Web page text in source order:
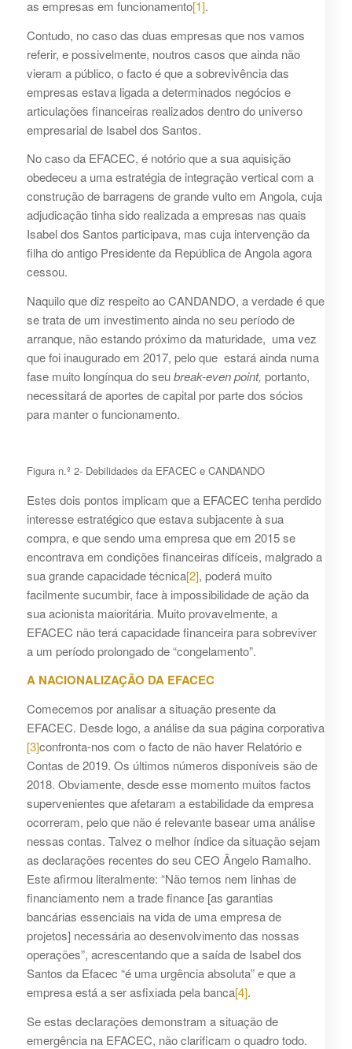
as empresas em funcionamento[1].
Contudo, no caso das duas empresas que nos vamos
referir, e possivelmente, noutros casos que ainda não
vieram a público, o facto é que a sobrevivência das
empresas estava ligada a determinados negócios e
articulações financeiras realizados dentro do universo
empresarial de Isabel dos Santos.
No caso da EFACEC, é notório que a sua aquisição
obedeceu a uma estratégia de integração vertical com a
construção de barragens de grande vulto em Angola, cuja
adjudicação tinha sido realizada a empresas nas quais
Isabel dos Santos participava, mas cuja intervenção da
filha do antigo Presidente da República de Angola agora
cessou.
Naquilo que diz respeito ao CANDANDO, a verdade é que
se trata de um investimento ainda no seu período de
arranque, não estando próximo da maturidade, uma vez
que foi inaugurado em 2017, pelo que estará ainda numa
fase muito longínqua do seubreak-even point, portanto,
necessitará de aportes de capital por parte dos sócios
para manter o funcionamento.
Figura n.º 2- Debilidades da EFACEC e CANDANDO
Estes dois pontos implicam que a EFACEC tenha perdido
interesse estratégico que estava subjacente à sua
compra, e que sendo uma empresa que em 2015 se
encontrava em condições financeiras difíceis, malgrado a
sua grande capacidade técnica[2], poderá muito
facilmente sucumbir, face à impossibilidade de ação da
sua acionista maioritária. Muito provavelmente, a
EFACEC não terá capacidade financeira para sobreviver
a um período prolongado de “congelamento”.
A NACIONALIZAÇÃO DA EFACEC
Comecemos por analisar a situação presente da
EFACEC. Desde logo, a análise da sua página corporativa
[3]confronta-nos com o facto de não haver Relatório e
Contas de 2019. Os últimos números disponíveis são de
2018. Obviamente, desde esse momento muitos factos
supervenientes que afetaram a estabilidade da empresa
ocorreram, pelo que não é relevante basear uma análise
nessas contas. Talvez o melhor índice da situação sejam
as declarações recentes do seu CEO Ângelo Ramalho.
Este afirmou literalmente: “Não temos nem linhas de
financiamento nem a trade finance [as garantias
bancárias essenciais na vida de uma empresa de
projetos] necessária ao desenvolvimento das nossas
operações”, acrescentando que a saída de Isabel dos
Santos da Efacec “é uma urgência absoluta” e que a
empresa está a ser asfixiada pela banca[4].
Se estas declarações demonstram a situação de
emergência na EFACEC, não clarificam o quadro todo.